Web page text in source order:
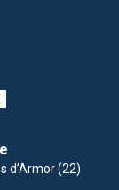
d’Armor (22)